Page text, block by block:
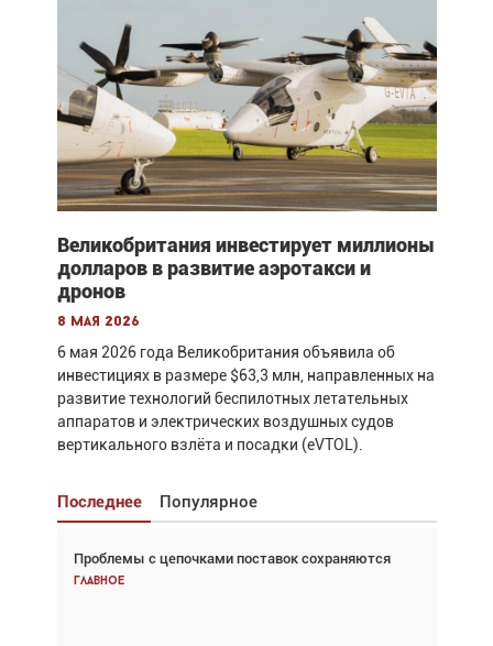
Великобритания инвестирует миллионы
долларов в развитие аэротакси и
дронов
8 мая 2026
6 мая 2026 года Великобритания объявила об
инвестициях в размере $63,3 млн, направленных на
развитие технологий беспилотных летательных
аппаратов и электрических воздушных судов
вертикального взлёта и посадки (eVTOL).
Последнее Популярное
Проблемы с цепочками поставок сохраняются
Главное
Взгляд с высоты: тандем вертолётов и БПЛА в
спасательных операциях